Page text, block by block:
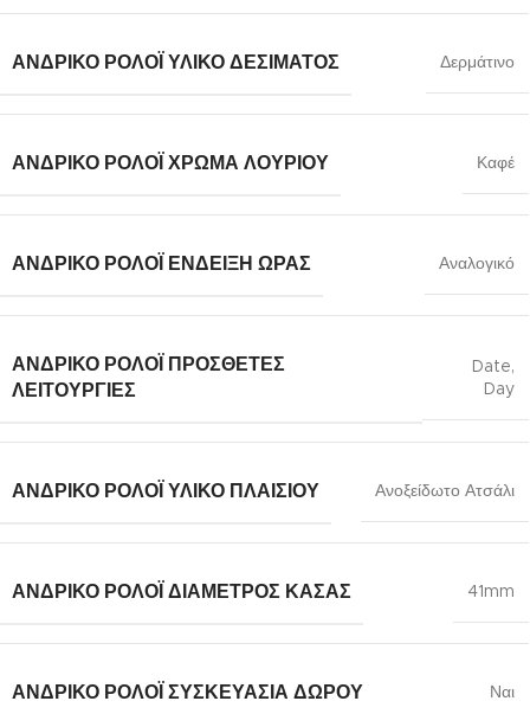
ΑΝΔΡΙΚΌ ΡΟΛΌΙ ΥΛΙΚΌ ΔΈΣΙΜΑΤΟΣ Δερμάτινο
ΑΝΔΡΙΚΌ ΡΟΛΌΙ ΧΡΏΜΑ ΛΟΥΡΙΟΎ Καφέ
ΑΝΔΡΙΚΌ ΡΟΛΌΙ ΈΝΔΕΙΞΗ ΏΡΑΣ Αναλογικό
ΑΝΔΡΙΚΌ ΡΟΛΌΙ ΠΡΌΣΘΕΤΕΣ
ΛΕΙΤΟΥΡΓΊΕΣ
Date,
Day
ΑΝΔΡΙΚΌ ΡΟΛΌΙ ΥΛΙΚΌ ΠΛΑΙΣΊΟΥ Ανοξείδωτο Ατσάλι
ΑΝΔΡΙΚΌ ΡΟΛΌΙ ΔΙΆΜΕΤΡΟΣ ΚΆΣΑΣ 41mm
ΑΝΔΡΙΚΌ ΡΟΛΌΙ ΣΥΣΚΕΥΑΣΊΑ ΔΏΡΟΥ Ναι